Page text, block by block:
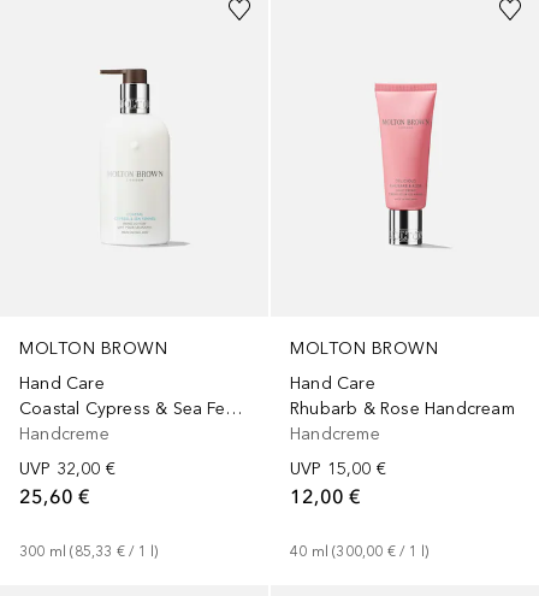
MOLTON BROWN
Hand Care
Coastal Cypress & Sea Fennel Hand Lotion
Handcreme
UVP 32,00 €
25,60 €
300 ml (85,33 € / 1 l)
MOLTON BROWN
Hand Care
Rhubarb & Rose Handcream
Handcreme
UVP 15,00 €
12,00 €
40 ml (300,00 € / 1 l)